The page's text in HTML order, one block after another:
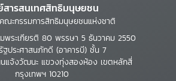
สารสนเทศสิทธิมนุษยชน
ณะกรรมการสิทธิมนุษยชนแห่งชาติ
พระเกียรติ 80 พรรษา 5 ธันวาคม 2550
ฐประศาสนภักดี (อาคารบี) ชั้น 7
แจ้งวัฒนะ แขวงทุ่งสองห้อง เขตหลักสี่
กรุงเทพฯ 10210